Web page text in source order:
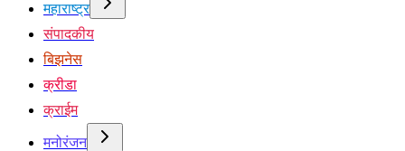
महाराष्ट्र
संपादकीय
बिझनेस
क्रीडा
क्राईम
मनोरंजन